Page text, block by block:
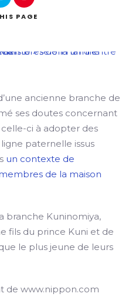
PAGE
ancienne branche de
ses doutes concernant
ci à adopter des
paternelle issus
un contexte de
de la maison
branche Kuninomiya,
fils du prince Kuni et de
le plus jeune de leurs
de www.nippon.com